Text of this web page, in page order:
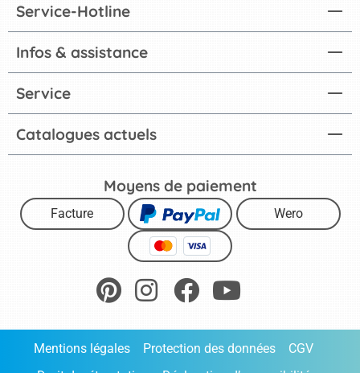
Catalogues actuels
Service-Hotline
Infos & assistance
Service
Moyens de paiement
Facture Wero
Mentions légales Protection des données
CGV